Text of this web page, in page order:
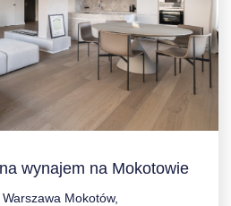
wynajem na Mokotowie
Mokotów,